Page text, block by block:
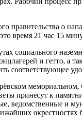
правительства о
время 21 час 15
социального
и гетто, а
соответствующее
принесут к
ведомственные и
окрестностях